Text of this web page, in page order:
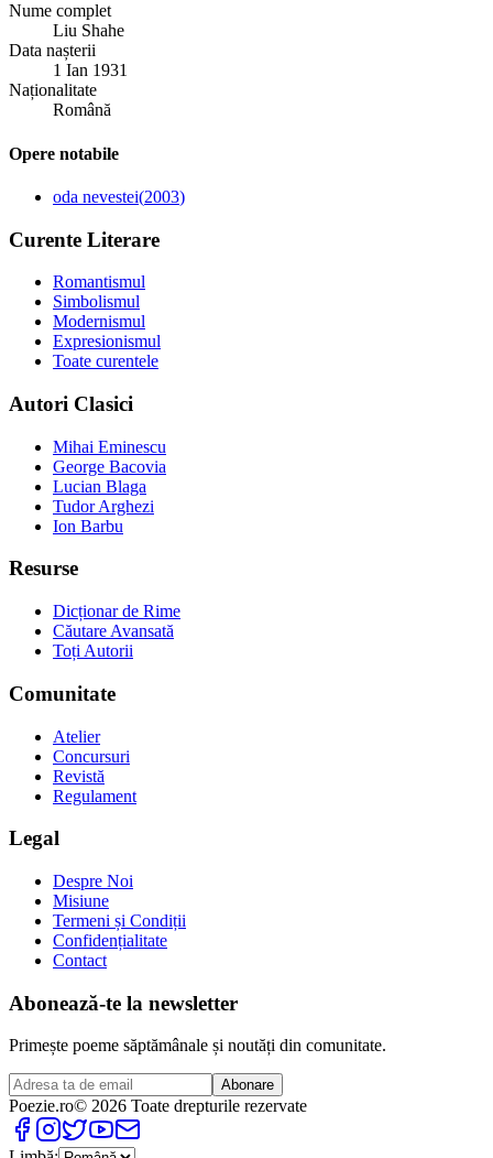
Nume complet
Liu Shahe
Data nașterii
1 Ian 1931
Naționalitate
Română
Opere notabile
oda nevestei(2003)
Curente Literare
Romantismul
Simbolismul
Modernismul
Expresionismul
Toate curentele
Autori Clasici
Mihai Eminescu
George Bacovia
Lucian Blaga
Tudor Arghezi
Ion Barbu
Resurse
Dicționar de Rime
Căutare Avansată
Toți Autorii
Comunitate
Atelier
Concursuri
Revistă
Regulament
Legal
Despre Noi
Misiune
Termeni și Condiții
Confidențialitate
Contact
Abonează-te la newsletter
Primește poeme săptămânale și noutăți din comunitate.
Abonare
Poezie.ro© 2026 Toate drepturile rezervate